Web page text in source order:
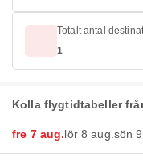
Totalt antal
1
Kolla flygtidtabeller
fre 7 aug.lör 8 aug. sön 9